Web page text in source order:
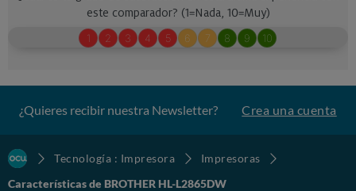
¿Quieres recibir nuestra Newsletter? Crea una cuenta
Tecnología : Impresora
Impresoras
Características de BROTHER HL-L2865DW